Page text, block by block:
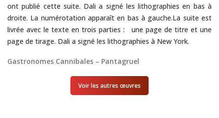
ont publié cette suite. Dali a signé les lithographies en bas à
droite. La numérotation apparaît en bas à gauche.La suite est
livrée avec le texte en trois parties : une page de titre et une
page de tirage. Dali a signé les lithographies à New York.
Gastronomes Cannibales – Pantagruel
Voir les autres œuvres